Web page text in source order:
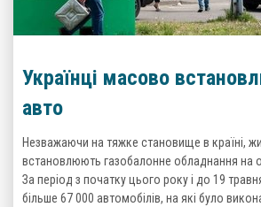
Українці масово
авто
Незважаючи на тяжке становище в країні,
встановлюють газобалонне обладнання на
За період з початку цього року і до 19
більше 67 000 автомобілів, на які було